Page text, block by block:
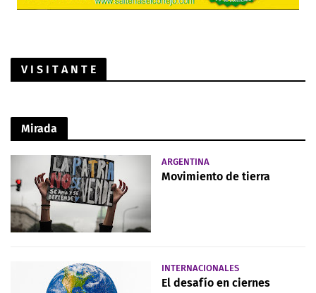
V I S I T A N T E
Mirada
ARGENTINA
Movimiento de tierra
INTERNACIONALES
El desafío en ciernes